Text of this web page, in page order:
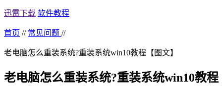
迅雷下载 软件教程
首页 // 常见问题 //
老电脑怎么重装系统?重装系统win10教程【图文】
老电脑怎么重装系统?重装系统win10教